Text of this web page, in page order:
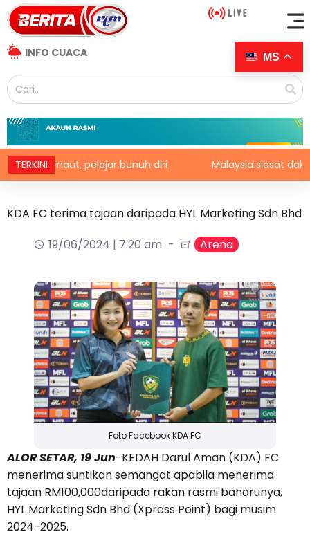
INFO CUACA
TERKINI
maut, pelajar bunuh diri Malaysia siasat dakwaan
KDA FC terima tajaan daripada HYL Marketing Sdn Bhd
19/06/2024 | 7:20 am
Arena
Foto Facebook KDA FC
ALOR SETAR, 19 Jun-KEDAH Darul Aman (KDA) FC
menerima suntikan semangat apabila menerima
tajaan RM100,000daripada rakan rasmi baharunya,
HYL Marketing Sdn Bhd (Xpress Point) bagi musim
2024-2025.
MS